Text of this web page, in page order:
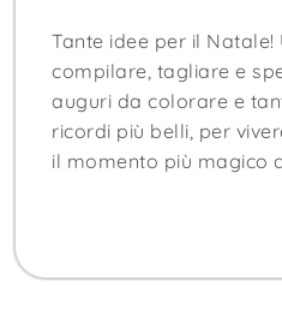
Tante idee per il
compilare, tagliare e
auguri da colorare e
ricordi più belli, per
il momento più magico